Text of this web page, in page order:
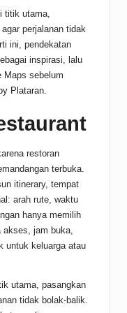
titik utama,
perjalanan tidak
ini, pendekatan
inspirasi, lalu
Maps sebelum
Plataran.
restoran
terbuka.
itinerary, tempat
arah rute, waktu
hanya memilih
akses, jam buka,
untuk keluarga atau
utama, pasangkan
tidak bolak-balik.